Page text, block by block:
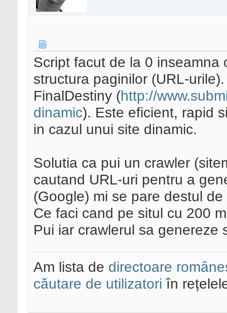
Script facut de la 0 inseamna
structura paginilor (URL-
FinalDestiny (http://
dinamic). Este eficient, rapid
in cazul unui site dinamic.
Solutia ca pui un crawler
cautand URL-uri pentru a
(Google) mi se pare destul
Ce faci cand pe situl cu 200
Pui iar crawlerul sa genereze
Am lista de directoare
căutare de utilizatori în